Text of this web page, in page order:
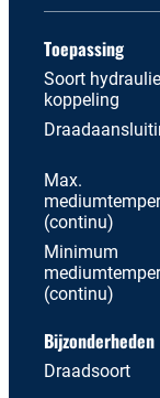
Toepassing
Soort
koppeling
Max.
(continu)
Minimum
(continu)
Bijzonderheden
Draadsoort